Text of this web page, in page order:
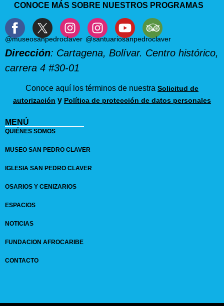
CONOCE MÁS SOBRE NUESTROS PROGRAMAS
@museosanpedroclaver @santuariosanpedroclaver
Dirección: Cartagena, Bolívar. Centro histórico,
carrera 4 #30-01
Conoce aquí los términos de nuestra Solicitud de
autorización y Política de protección de datos personales
MENÚ
QUIÉNES SOMOS
MUSEO SAN PEDRO CLAVER
IGLESIA SAN PEDRO CLAVER
OSARIOS Y CENIZARIOS
ESPACIOS
NOTICIAS
FUNDACION AFROCARIBE
CONTACTO